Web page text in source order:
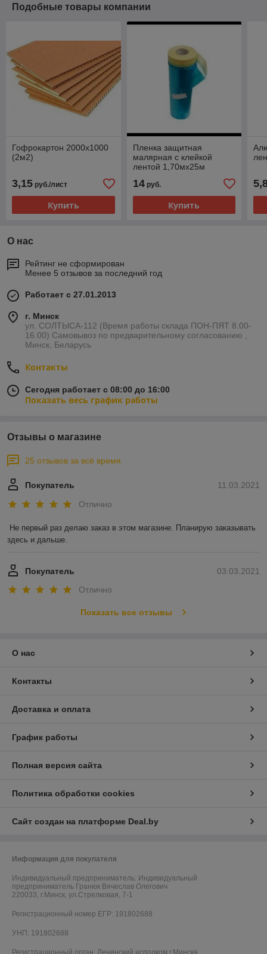
Подобные товары компании
Гофрокартон 2000х1000
(2м2)
3,15 руб./лист
Купить
Пленка защитная
малярная с клейкой
лентой 1,70мх25м
14руб.
Купить
О нас
Рейтинг не сформирован
Менее 5 отзывов за последний год
Работает с 27.01.2013
г. Минск
ул. СОЛТЫСА-112 (Время работы склада ПОН-ПЯТ 8.00-
16.00) Самовывоз по предварительному согласованию ,
Минск, Беларусь
Контакты
Сегодня работает с 08:00 до 16:00
Показать весь график работы
Отзывы о магазине
25 отзывов за всё время
11.03.2021
Покупатель
Отлично
Не первый раз делаю заказ в этом магазине. Планирую заказывать
здесь и дальше.
03.03.2021
Покупатель
Отлично
Показать все отзывы
О нас
Контакты
Доставка и оплата
График работы
Полная версия сайта
Политика обработки cookies
Сайт создан на платформе Deal.by
Информация для покупателя
Индивидуальный предприниматель: Индивидуальный
предприниматель Гранюк Вячеслав Олегович
220033, г.Минск, ул.Стрелковая, 7-1
Регистрационный номер ЕГР: 191802688
УНП: 191802688
Регистрационный орган: Ленинский исполком г.Минска